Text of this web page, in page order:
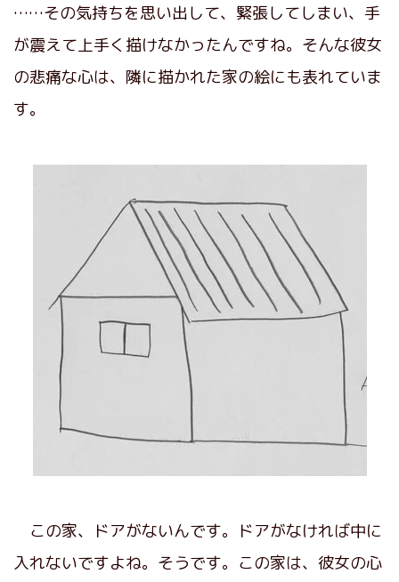
……その気持ちを思い出して、緊張してしまい、手
が震えて上手く描けなかったんですね。そんな彼女
の悲痛な心は、隣に描かれた家の絵にも表れていま
す。
この家、ドアがないんです。ドアがなければ中に
入れないですよね。そうです。この家は、彼女の心